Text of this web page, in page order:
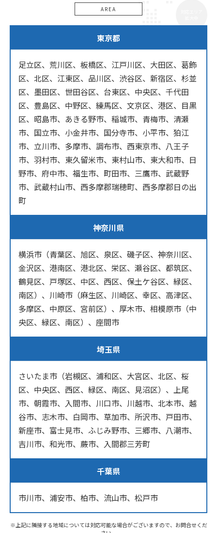
AREA
東京都
足立区、荒川区、板橋区、江戸川区、大田区、葛飾
区、北区、江東区、品川区、渋谷区、新宿区、杉並
区、墨田区、世田谷区、台東区、中央区、千代田
区、豊島区、中野区、練馬区、文京区、港区、目黒
区、昭島市、あきる野市、稲城市、青梅市、清瀬
市、国立市、小金井市、国分寺市、小平市、狛江
市、立川市、多摩市、調布市、西東京市、八王子
市、羽村市、東久留米市、東村山市、東大和市、日
野市、府中市、福生市、町田市、三鷹市、武蔵野
市、武蔵村山市、西多摩郡瑞穂町、西多摩郡日の出
町
神奈川県
横浜市（青葉区、旭区、泉区、磯子区、神奈川区、
金沢区、港南区、港北区、栄区、瀬谷区、都筑区、
鶴見区、戸塚区、中区、西区、保土ケ谷区、緑区、
南区）、川崎市（麻生区、川崎区、幸区、高津区、
多摩区、中原区、宮前区）、厚木市、相模原市（中
央区、緑区、南区）、座間市
埼玉県
さいたま市（岩槻区、浦和区、大宮区、北区、桜
区、中央区、西区、緑区、南区、見沼区）、上尾
市、朝霞市、入間市、川口市、川越市、北本市、越
谷市、志木市、白岡市、草加市、所沢市、戸田市、
新座市、富士見市、ふじみ野市、三郷市、八潮市、
吉川市、和光市、蕨市、入間郡三芳町
千葉県
市川市、浦安市、柏市、流山市、松戸市
※上記に隣接する地域については対応可能な場合がございますので、お問合せくだ